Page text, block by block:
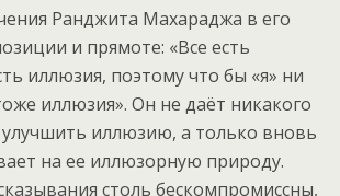
Ранджита Махараджа в его
и прямоте: «Все есть
иллюзия, поэтому что бы «я» ни
иллюзия». Он не даёт никакого
иллюзию, а только вновь
на ее иллюзорную природу.
столь бескомпромиссны,